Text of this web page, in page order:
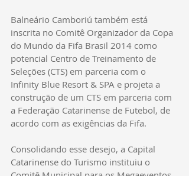
Balneário Camboriú também está
inscrita no Comitê Organizador da Copa
do Mundo da Fifa Brasil 2014 como
potencial Centro de Treinamento de
Seleções (CTS) em parceria com o
Infinity Blue Resort & SPA e projeta a
construção de um CTS em parceria com
a Federação Catarinense de Futebol, de
acordo com as exigências da Fifa.
Consolidando esse desejo, a Capital
Catarinense do Turismo instituiu o